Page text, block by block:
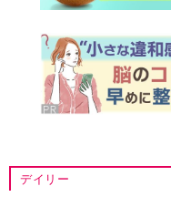
デイリー